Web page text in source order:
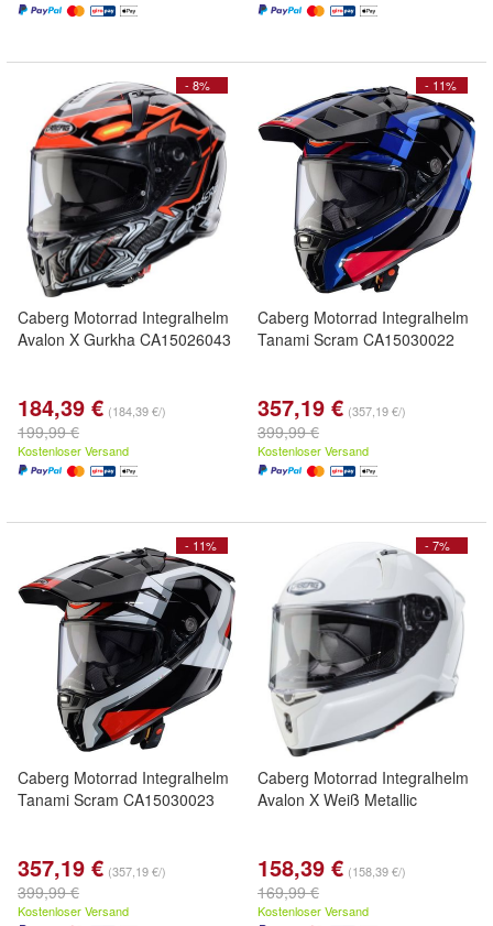
- 8%
Caberg Motorrad Integralhelm
Avalon X Gurkha CA15026043
184,39 € (184,39 €/)
199,99 €
Kostenloser Versand
- 11%
Caberg Motorrad Integralhelm
Tanami Scram CA15030022
357,19 € (357,19 €/)
399,99 €
Kostenloser Versand
- 11%
Caberg Motorrad Integralhelm
Tanami Scram CA15030023
357,19 € (357,19 €/)
399,99 €
Kostenloser Versand
- 7%
Caberg Motorrad Integralhelm
Avalon X Weiß Metallic
158,39 € (158,39 €/)
169,99 €
Kostenloser Versand